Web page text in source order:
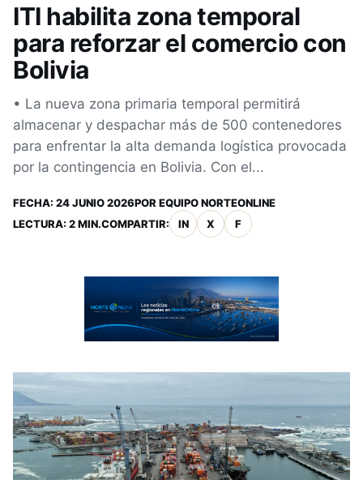
ITI habilita zona temporal
para reforzar el comercio con
Bolivia
• La nueva zona primaria temporal permitirá
almacenar y despachar más de 500 contenedores
para enfrentar la alta demanda logística provocada
por la contingencia en Bolivia. Con el...
FECHA: 24 JUNIO 2026POR EQUIPO NORTEONLINE
LECTURA: 2 MIN.COMPARTIR: IN X F